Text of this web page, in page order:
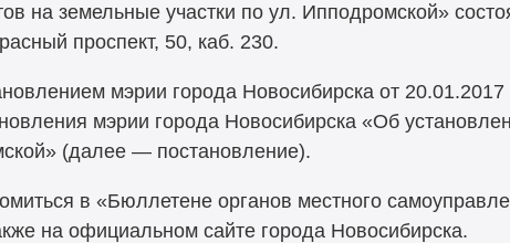
на земельные участки по ул. Ипподромской»
проспект, 50, каб. 230.
мэрии города Новосибирска от
мэрии города Новосибирска «Об
(далее — постановление).
в «Бюллетене органов местного
на официальном сайте города Новосибирска.